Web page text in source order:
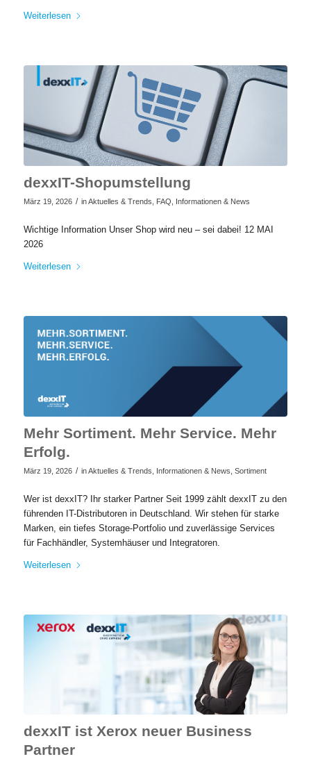
Weiterlesen
dexxIT-Shopumstellung
März 19, 2026 / inAktuelles & Trends FAQ Informationen & News
Wichtige Information Unser Shop wird neu – sei dabei! 12 MAI
2026
Weiterlesen
Mehr Sortiment. Mehr Service. Mehr
Erfolg.
März 19, 2026 / inAktuelles & Trends Informationen & News Sortiment
Wer ist dexxIT? Ihr starker Partner Seit 1999 zählt dexxIT zu den
führenden IT-Distributoren in Deutschland. Wir stehen für starke
Marken, ein tiefes Storage-Portfolio und zuverlässige Services
für Fachhändler, Systemhäuser und Integratoren.
Weiterlesen
dexxIT ist Xerox neuer Business
Partner